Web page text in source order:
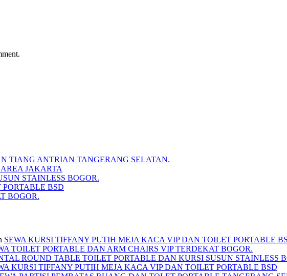
TIANG ANTRIAN TANGERANG SELATAN.
JAKARTA
STAINLESS BOGOR.
BSD
BOGOR.
SEWA KURSI TIFFANY PUTIH MEJA KACA VIP DAN TOILET PORTABLE
TOILET PORTABLE DAN ARM CHAIRS VIP TERDEKAT BOGOR.
ROUND TABLE TOILET PORTABLE DAN KURSI SUSUN STAINLESS
KURSI TIFFANY PUTIH MEJA KACA VIP DAN TOILET PORTABLE BSD